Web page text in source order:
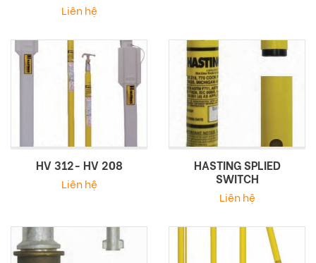
Liên hệ
HV 312- HV 208
Liên hệ
HASTING SPLIED
SWITCH
Liên hệ